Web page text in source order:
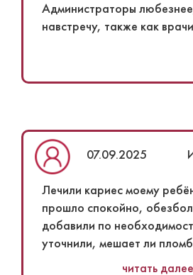
Администраторы
навстречу, также как
07.09.2025
Лечили кариес​ моему
прошло спокойно,
добавили по
уточнили, мешает ли
читать далее